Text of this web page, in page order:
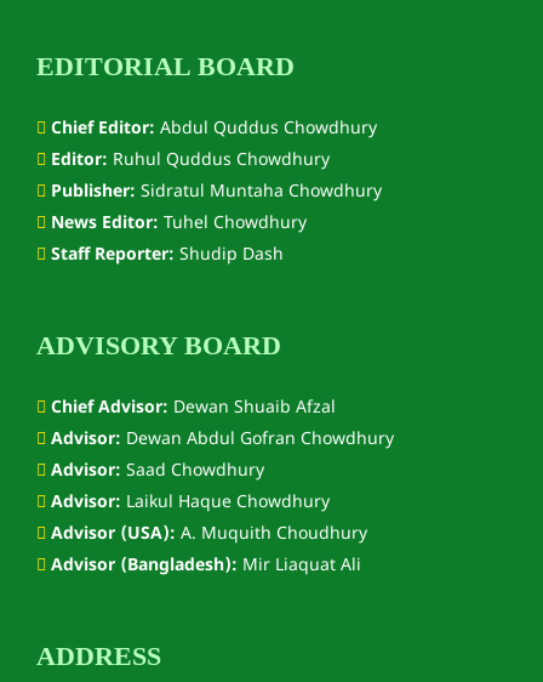
EDITORIAL BOARD
Chief Editor: Abdul Quddus Chowdhury
Editor: Ruhul Quddus Chowdhury
Publisher: Sidratul Muntaha Chowdhury
News Editor: Tuhel Chowdhury
Staff Reporter: Shudip Dash
ADVISORY BOARD
Chief Advisor: Dewan Shuaib Afzal
Advisor: Dewan Abdul Gofran Chowdhury
Advisor: Saad Chowdhury
Advisor: Laikul Haque Chowdhury
Advisor (USA): A. Muquith Choudhury
Advisor (Bangladesh): Mir Liaquat Ali
ADDRESS